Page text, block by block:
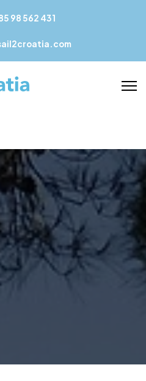
98 562 431